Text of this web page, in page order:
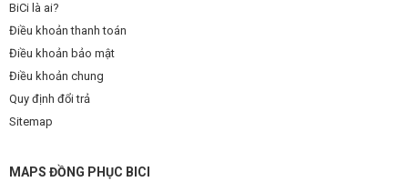
BiCi là ai?
Điều khoản thanh toán
Điều khoản bảo mật
Điều khoản chung
Quy định đổi trả
Sitemap
MAPS ĐỒNG PHỤC BICI